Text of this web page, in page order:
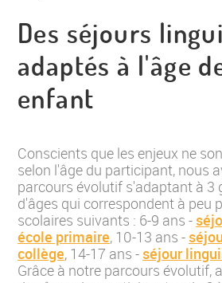
Des séjours
adaptés à l'âge
enfant
Conscients que les enjeux ne
selon l'âge du participant, nous
parcours évolutif s'adaptant à 3
d'âges qui correspondent à peu
scolaires suivants : 6-9 ans -
école primaire, 10-13 ans -
collège, 14-17 ans - séjour
Grâce à notre parcours évolutif,